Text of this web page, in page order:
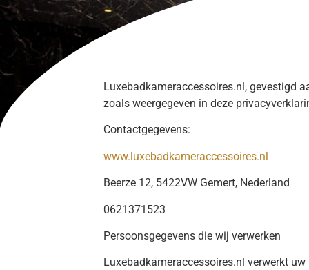
Luxebadkameraccessoires.nl, gevestigd
zoals weergegeven in deze
Contactgegevens:
www.luxebadkameraccessoires.nl
Beerze 12, 5422VW Gemert, Nederland
0621371523
Persoonsgegevens die wij verwerken
Luxebadkameraccessoires.nl verwerkt